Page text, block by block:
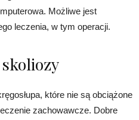
Możliwe jest
leczenia, w tym operacji.
które nie są obciążone
zachowawcze. Dobre